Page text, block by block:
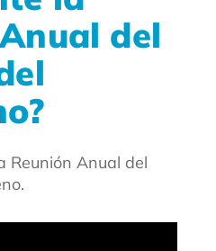
del
Reunión Anual del